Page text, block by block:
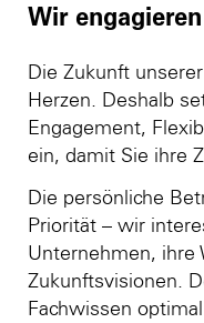
Wir
Die Zukunft
Herzen. Deshalb
Engagement,
ein, damit Sie ihre
Die persönliche
Priorität – wir
Unternehmen, ihre
Zukunftsvisionen.
Fachwissen